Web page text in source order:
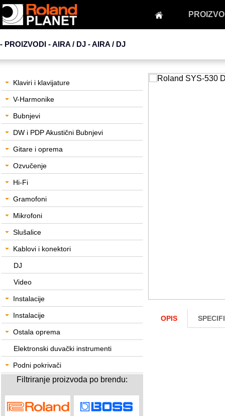
- PROIZVODI - AIRA / DJ -AIRA / DJ
Klaviri i klavijature
V-Harmonike
Bubnjevi
DW i PDP Akustični Bubnjevi
Gitare i oprema
Ozvučenje
Hi-Fi
Gramofoni
Mikrofoni
Slušalice
Kablovi i konektori
DJ
Video
Instalacije
Instalacije
Ostala oprema
Elektronski duvački instrumenti
Podni pokrivači
Filtriranje proizvoda po brendu:
OPIS